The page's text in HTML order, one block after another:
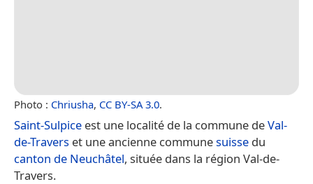
Photo : Chriusha, CC BY-SA 3.0.
Saint-Sulpice est une localité de la commune deVal-
de-Travers et une ancienne communesuisse du
canton de Neuchâtel, située dans la région Val-de-
Travers.